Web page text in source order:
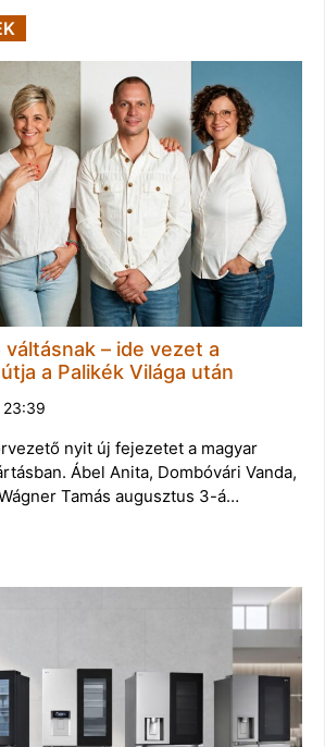
váltásnak – ide vezet a
a Palikék Világa után
23:39
nyit új fejezetet a magyar
Ábel Anita, Dombóvári Vanda,
Tamás augusztus 3-á…